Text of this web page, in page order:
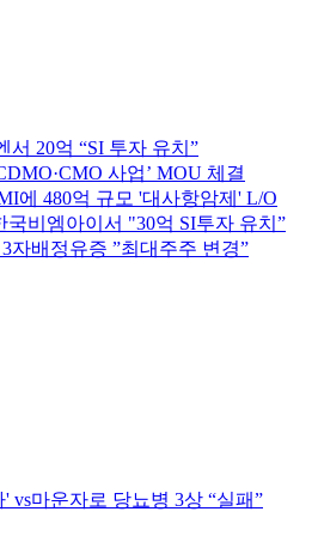
서 20억 “SI 투자 유치”
사업’ MOU 체결
에 480억 규모 '대사항암제' L/O
국비엠아이서 "30억 SI투자 유치”
자배정유증 ”최대주주 변경”
vs마운자로 당뇨병 3상 “실패”